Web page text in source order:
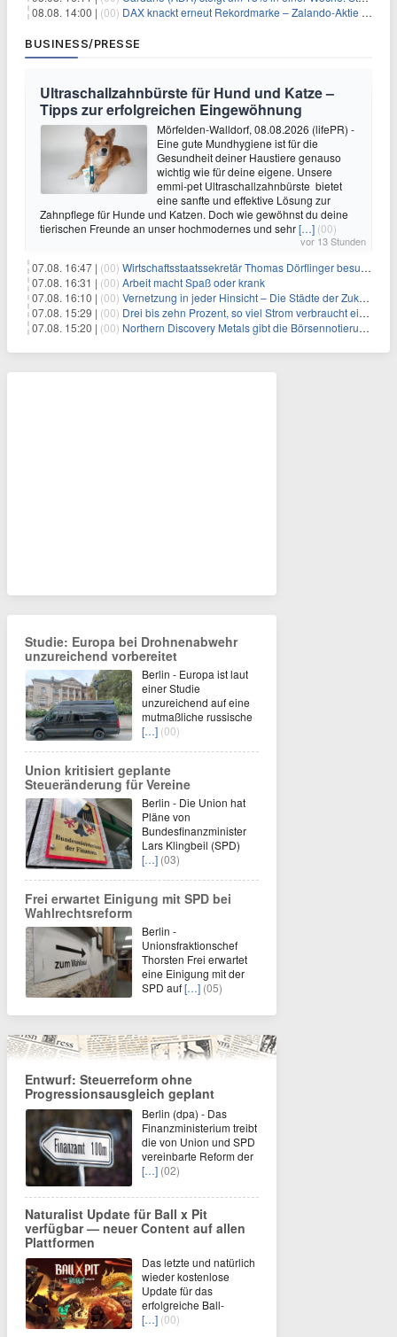
08.08. 14:00 | (00) DAX knackt erneut Rekordmarke – Zalando-Aktie crasht nach Quartalszahlen
BUSINESS/PRESSE
Ultraschallzahnbürste für Hund und Katze –
Tipps zur erfolgreichen Eingewöhnung
Mörfelden-Walldorf, 08.08.2026 (lifePR) -
Eine gute Mundhygiene ist für die
Gesundheit deiner Haustiere genauso
wichtig wie für deine eigene. Unsere
emmi-pet Ultraschallzahnbürste bietet
eine sanfte und effektive Lösung zur
Zahnpflege für Hunde und Katzen. Doch wie gewöhnst du deine
tierischen Freunde an unser hochmodernes und sehr[…] (00)
vor 13 Stunden
07.08. 16:47 | (00) Wirtschaftsstaatssekretär Thomas Dörflinger besucht Handwerksbetrieb im Kammerbezirk Freiburg
07.08. 16:31 | (00) Arbeit macht Spaß oder krank
07.08. 16:10 | (00) Vernetzung in jeder Hinsicht – Die Städte der Zukunft sind grün-blau
07.08. 15:29 | (00) Drei bis zehn Prozent, so viel Strom verbraucht ein Aufzug im Gebäude
07.08. 15:20 | (00) Northern Discovery Metals gibt die Börsennotierung an der Frankfurter Wertpapierbörse bekannt
Studie: Europa bei Drohnenabwehr
unzureichend vorbereitet
Berlin - Europa ist laut
einer Studie
unzureichend auf eine
mutmaßliche russische
[…] (00)
Union kritisiert geplante
Steueränderung für Vereine
Berlin - Die Union hat
Pläne von
Bundesfinanzminister
Lars Klingbeil (SPD)
[…] (03)
Frei erwartet Einigung mit SPD bei
Wahlrechtsreform
Berlin -
Unionsfraktionschef
Thorsten Frei erwartet
eine Einigung mit der
SPD auf[…] (05)
Entwurf: Steuerreform ohne
Progressionsausgleich geplant
Berlin (dpa) - Das
Finanzministerium treibt
die von Union und SPD
vereinbarte Reform der
[…] (02)
Naturalist Update für Ball x Pit
verfügbar — neuer Content auf allen
Plattformen
Das letzte und natürlich
wieder kostenlose
Update für das
erfolgreiche Ball-
[…] (00)